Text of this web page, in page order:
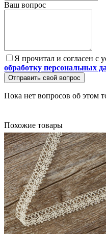
Ваш вопрос
Я прочитал и согласен с
обработку персональных
Отправить свой вопрос
Пока нет вопросов об этом
Похожие товары